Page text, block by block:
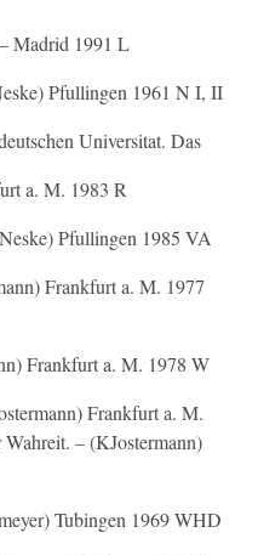
Madrid 1991 L
Pfullingen 1961 N I, II
Universitat. Das
a. M. 1983 R
Pfullingen 1985 VA
Frankfurt a. M. 1977
Frankfurt a. M. 1978 W
Frankfurt a. M.
– (KJostermann)
Tubingen 1969 WHD